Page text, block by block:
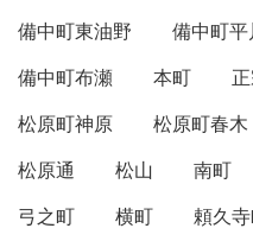
備中町東油野
備中町平
備中町布瀬
本町
松原町神原
松原町春木
松原通
松山 南町
弓之町
横町 頼久